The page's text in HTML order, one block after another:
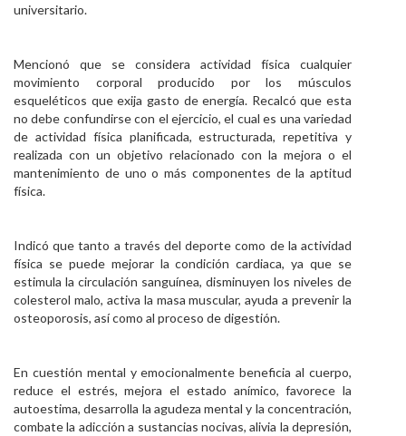
universitario.
Mencionó que se considera actividad física cualquier
movimiento corporal producido por los músculos
esqueléticos que exija gasto de energía. Recalcó que esta
no debe confundirse con el ejercicio, el cual es una variedad
de actividad física planificada, estructurada, repetitiva y
realizada con un objetivo relacionado con la mejora o el
mantenimiento de uno o más componentes de la aptitud
física.
Indicó que tanto a través del deporte como de la actividad
física se puede mejorar la condición cardiaca, ya que se
estimula la circulación sanguínea, disminuyen los niveles de
colesterol malo, activa la masa muscular, ayuda a prevenir la
osteoporosis, así como al proceso de digestión.
En cuestión mental y emocionalmente beneficia al cuerpo,
reduce el estrés, mejora el estado anímico, favorece la
autoestima, desarrolla la agudeza mental y la concentración,
combate la adicción a sustancias nocivas, alivia la depresión,